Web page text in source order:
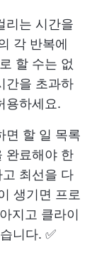
리는 시간을
각 반복에
할 수는 없
간을 초과하
용하세요.
면 할 일 목록
완료해야 한
최선을 다
생기면 프로
지고 클라이
니다. ✅